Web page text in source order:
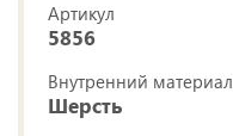
Артикул
5856
Внутренний материал
Шерсть